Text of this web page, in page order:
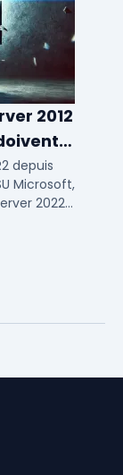
2012
depuis
Microsoft,
2022